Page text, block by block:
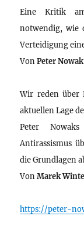
Eine Kritik
notwendig, wie
Verteidigung
VonPeter Nowak
Wir reden über
aktuellen Lage
Peter
Antirassismus
die Grundlagen
VonMarek
https://peter-